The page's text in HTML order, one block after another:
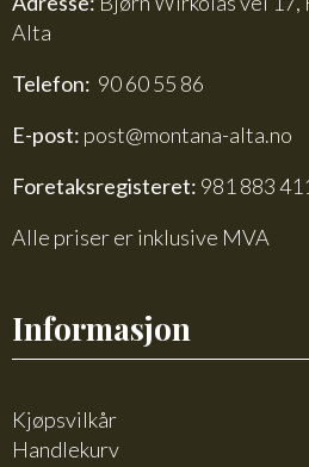
Alta
Telefon: 90 60 55 86
E-post: post@montana-alta.no
Foretaksregisteret: 981 883
Alle priser er inklusive MVA
Informasjon
Kjøpsvilkår
Handlekurv